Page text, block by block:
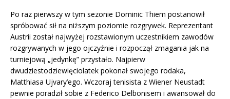
Po raz pierwszy w tym sezonie Dominic Thiem postanowił
spróbować sił na niższym poziomie rozgrywek. Reprezentant
Austrii został najwyżej rozstawionym uczestnikiem zawodów
rozgrywanych w jego ojczyźnie i rozpoczął zmagania jak na
turniejową „jedynkę” przystało. Najpierw
dwudziestodziewięciolatek pokonał swojego rodaka,
Matthiasa Ujvary’ego. Wczoraj tenisista z Wiener Neustadt
pewnie poradził sobie z Federico Delbonisem i awansował do